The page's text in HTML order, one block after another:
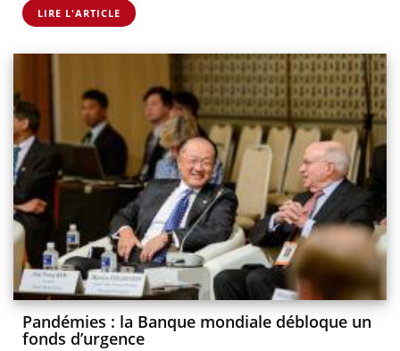
LIRE L'ARTICLE
Pandémies : la Banque mondiale débloque un
fonds d’urgence